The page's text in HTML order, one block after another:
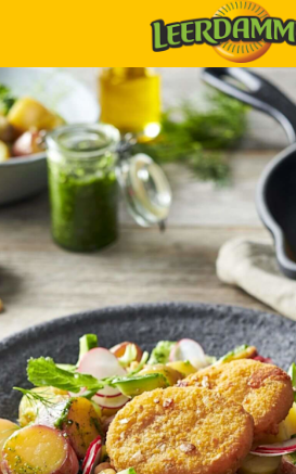
Marke
Rezepte
Produkte
News
Nachhaltigkeit
Karriere